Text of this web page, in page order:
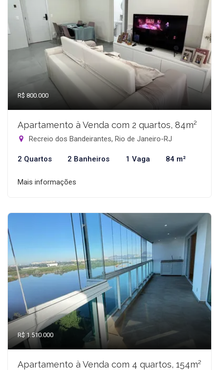
R$ 800.000
Apartamento à Venda com 2 quartos, 84m²
Recreio dos Bandeirantes, Rio de Janeiro-RJ
2 Quartos 2 Banheiros 1 Vaga 84 m²
Mais informações
R$ 1.510.000
Apartamento à Venda com 4 quartos, 154m²